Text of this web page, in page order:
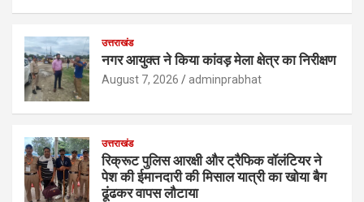
उत्तराखंड
नगर आयुक्त ने किया कांवड़ मेला क्षेत्र का निरीक्षण
August 7, 2026 adminprabhat
उत्तराखंड
रिक्रूट पुलिस आरक्षी और ट्रैफिक वॉलंटियर ने
पेश की ईमानदारी की मिसाल यात्री का खोया बैग
ढूंढकर वापस लौटाया